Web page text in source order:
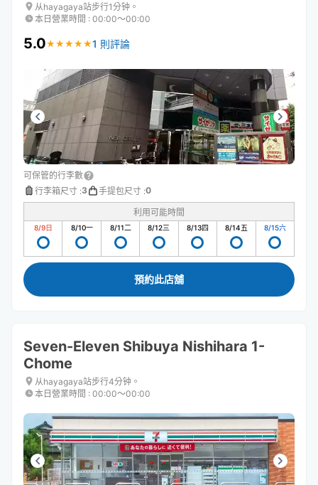
从hayagaya站步行1分钟。
本日營業時間 : 00:00〜00:00
5.0★ ★ ★ ★ ★
★ ★ ★ ★ ★1 則評論
可保管的行李數
行李箱尺寸 :3 手提包尺寸 :0
利用可能時間
8/9日 8/10一 8/11二 8/12三 8/13四 8/14五 8/15六
預約此店舖
Seven-Eleven Shibuya Nishihara 1-
Chome
从hayagaya站步行4分钟。
本日營業時間 : 00:00〜00:00